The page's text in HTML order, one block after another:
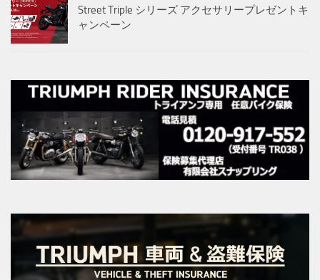
Street Triple シリーズ アクセサリープレゼントキ
ャンペーン